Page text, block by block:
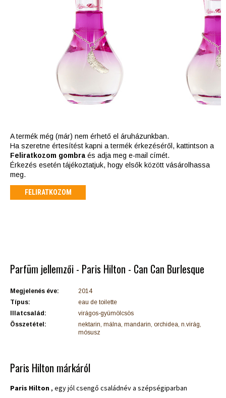
A termék még (már) nem érhető el áruházunkban.
Ha szeretne értesítést kapni a termék érkezéséről, kattintson a
Feliratkozom gombra és adja meg e-mail címét.
Érkezés esetén tájékoztatjuk, hogy elsők között vásárolhassa
meg.
FELIRATKOZOM
Parfüm jellemzői - Paris Hilton - Can Can Burlesque
Megjelenés éve:
2014
Típus:
eau de toilette
Illatcsalád:
virágos-gyümölcsös
Összetétel:
nektarin, málna, mandarin, orchidea, n.virág,
mósusz
Paris Hilton márkáról
Paris Hilton , egy jól csengő családnév a szépségiparban